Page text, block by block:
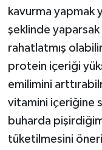
kavurma yapmak
şeklinde yaparsak
rahatlatmış
protein içeriği
emilimini
vitamini içeriğine
buharda
tüketilmesini